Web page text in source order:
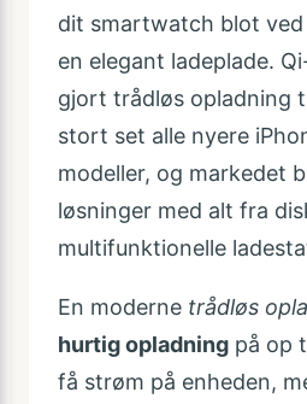
dit smartwatch blot
en elegant ladeplade.
gjort trådløs opladning
stort set alle nyere
modeller, og markedet
løsninger med alt fra
multifunktionelle
En moderne trådløs
hurtig opladning på op
få strøm på enheden,